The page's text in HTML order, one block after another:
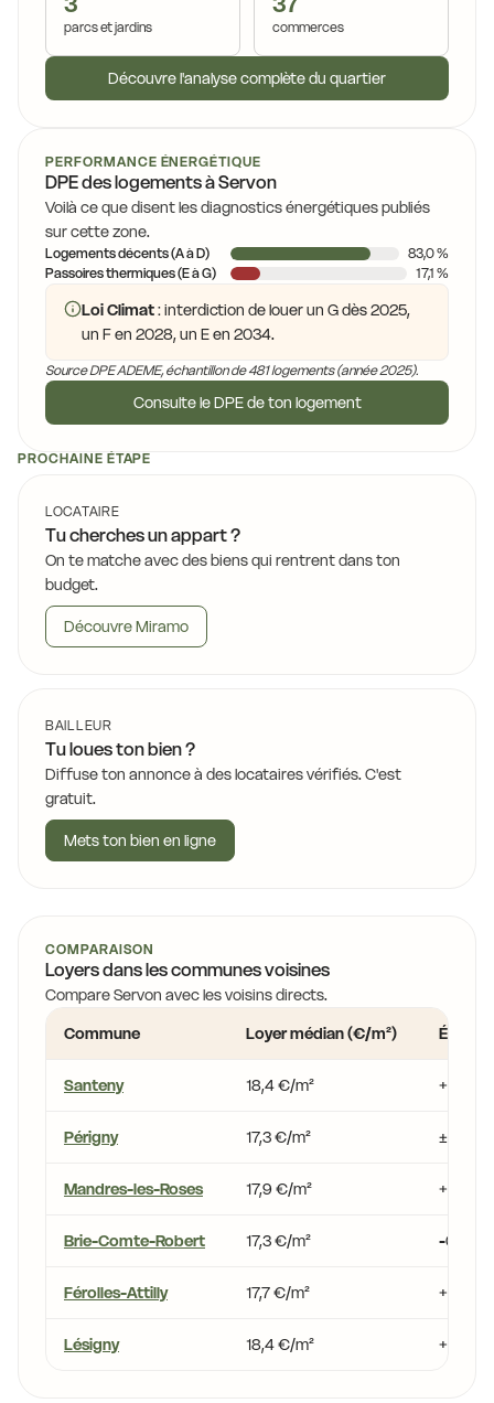
parcs et jardins commerces
Découvre l'analyse complète du quartier
PERFORMANCE ÉNERGÉTIQUE
DPE des logements à Servon
Voilà ce que disent les diagnostics énergétiques publiés
sur cette zone.
Logements décents (A à D)
83,0 %
Passoires thermiques (E à G)
17,1 %
Loi Climat: interdiction de louer un G dès 2025,
un F en 2028, un E en 2034.
Source DPE ADEME, échantillon de 481 logements (année 2025).
Consulte le DPE de ton logement
PROCHAINE ÉTAPE
LOCATAIRE
Tu cherches un appart ?
On te matche avec des biens qui rentrent dans ton
budget.
Découvre Miramo
BAILLEUR
Tu loues ton bien ?
Diffuse ton annonce à des locataires vérifiés. C'est
gratuit.
Mets ton bien en ligne
COMPARAISON
Loyers dans les communes voisines
Compare Servon avec les voisins directs.
Commune
Loyer médian (€/m²) Écart
Santeny 18,4 €/m² +6,4 %
Périgny 17,3 €/m² ±0,0 %
Mandres-les-Roses 17,9 €/m² +3,3 %
Brie-Comte-Robert 17,3 €/m² -0,1 %
Férolles-Attilly 17,7 €/m² +2,4 %
Lésigny 18,4 €/m² +6,4 %